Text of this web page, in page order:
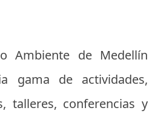
Ambiente de Medellín
gama de actividades,
talleres, conferencias y